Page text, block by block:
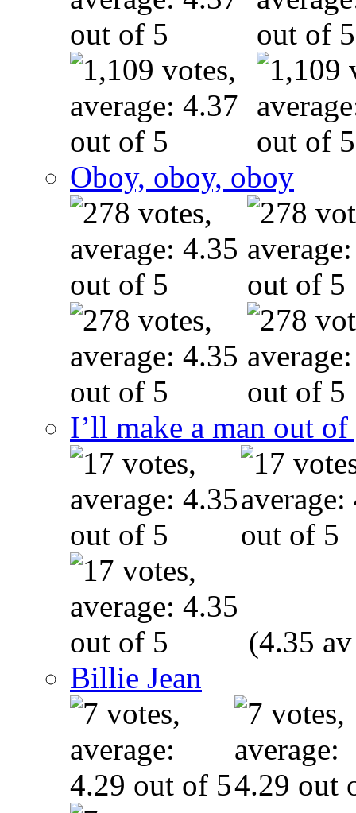
Oboy, oboy, oboy
I’ll make a man out
(4.35
Billie Jean